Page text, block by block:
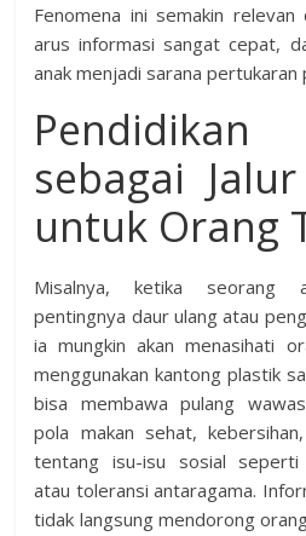
Fenomena ini semakin
arus informasi sangat cepat,
anak menjadi sarana pertukaran
sebagai
untuk Orang
Misalnya, ketika seorang
pentingnya daur ulang atau
ia mungkin akan menasihati
menggunakan kantong plastik
bisa membawa pulang
pola makan sehat,
tentang isu-isu sosial seperti
atau toleransi antaragama.
tidak langsung mendorong